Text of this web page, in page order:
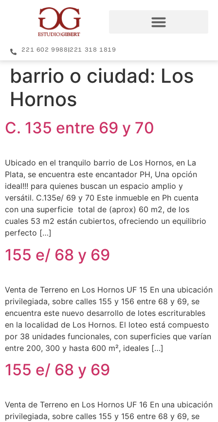
221 602 9988|221 318 1819
barrio o ciudad: Los
Hornos
C. 135 entre 69 y 70
Ubicado en el tranquilo barrio de Los Hornos, en La
Plata, se encuentra este encantador PH, Una opción
ideal!!! para quienes buscan un espacio amplio y
versátil. C.135e/ 69 y 70 Este inmueble en Ph cuenta
con una superficie total de (aprox) 60 m2, de los
cuales 53 m2 están cubiertos, ofreciendo un equilibrio
perfecto […]
155 e/ 68 y 69
Venta de Terreno en Los Hornos UF 15 En una ubicación
privilegiada, sobre calles 155 y 156 entre 68 y 69, se
encuentra este nuevo desarrollo de lotes escriturables
en la localidad de Los Hornos. El loteo está compuesto
por 38 unidades funcionales, con superficies que varían
entre 200, 300 y hasta 600 m², ideales […]
155 e/ 68 y 69
Venta de Terreno en Los Hornos UF 16 En una ubicación
privilegiada, sobre calles 155 y 156 entre 68 y 69, se